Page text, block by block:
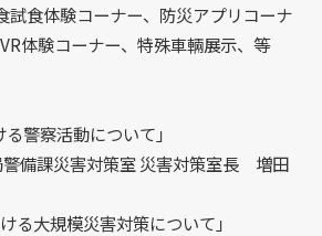
食体験コーナー、防災アプリコーナ
体験コーナー、特殊車輛展示、等
警察活動について」
警備課災害対策室 災害対策室長 増田
る大規模災害対策について」